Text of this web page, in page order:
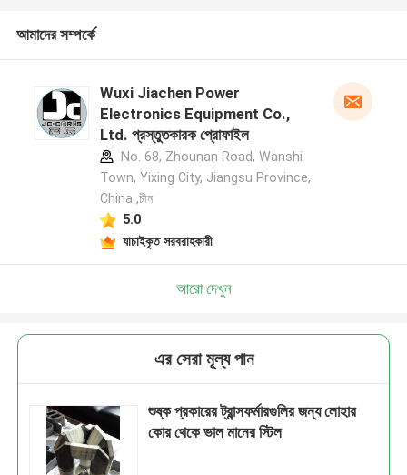
আমাদের সম্পর্কে
Wuxi Jiachen Power
Electronics Equipment Co.,
Ltd. প্রস্তুতকারক প্রোফাইল
No. 68, Zhounan Road, Wanshi
Town, Yixing City, Jiangsu Province,
China ,চীন
5.0
যাচাইকৃত সরবরাহকারী
আরো দেখুন
এর সেরা মূল্য পান
শুষ্ক প্রকারের ট্রান্সফর্মারগুলির জন্য লোহার
কোর থেকে ভাল মানের স্টিল